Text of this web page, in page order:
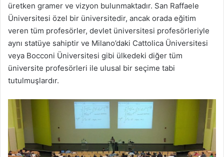
üretken gramer ve vizyon bulunmaktadır. San Raffaele
Üniversitesi özel bir üniversitedir, ancak orada eğitim
veren tüm profesörler, devlet üniversitesi profesörleriyle
aynı statüye sahiptir ve Milano’daki Cattolica Üniversitesi
veya Bocconi Üniversitesi gibi ülkedeki diğer tüm
üniversite profesörleri ile ulusal bir seçime tabi
tutulmuşlardır.